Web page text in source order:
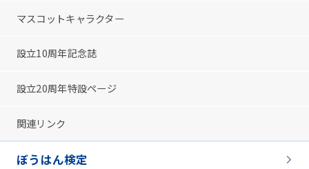
マスコットキャラクター
設立10周年記念誌
設立20周年特設ページ
関連リンク
ぼうはん検定